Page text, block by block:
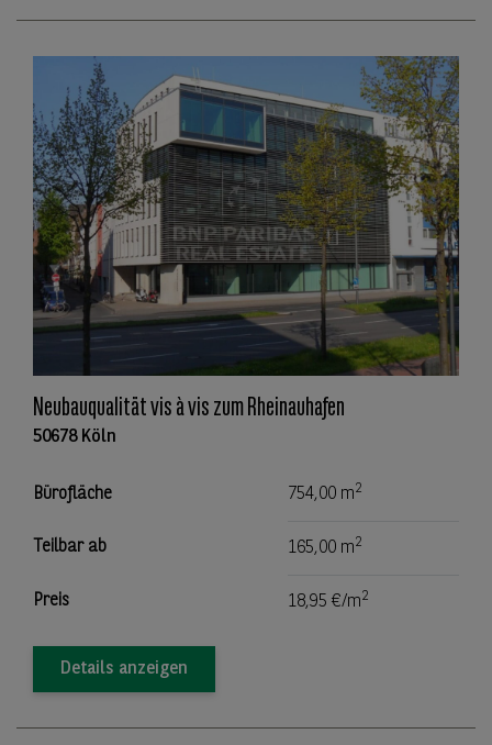
Neubauqualität vis à vis zum Rheinauhafen
50678 Köln
Bürofläche 754,00 m2
Teilbar ab 165,00 m2
Preis 18,95 €/m2
Details anzeigen